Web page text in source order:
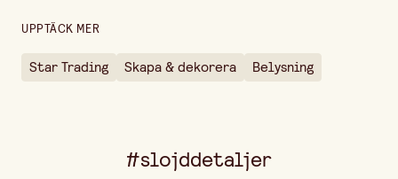
Längd
UPPTÄCK MER
Star Trading Skapa & dekorera Belysning
#slojddetaljer